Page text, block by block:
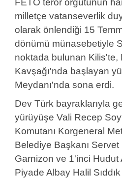
milletçe vatanseverlik
olarak önlendiği 15
dönümü münasebetiyle
noktada bulunan Kilis'te,
Kavşağı'nda başlayan
Meydanı'nda sona erdi.
Dev Türk bayraklarıyla
yürüyüşe Vali Recep
Komutanı Korgeneral
Belediye Başkanı
Garnizon ve 1'inci Hudut
Piyade Albay Halil